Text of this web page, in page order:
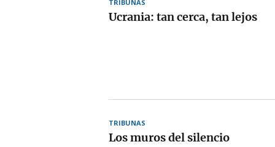
TRIBUNAS
Ucrania: tan cerca, tan lejos
TRIBUNAS
Los muros del silencio